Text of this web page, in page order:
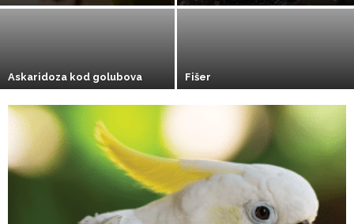
Askaridoza kod golubova Fišer